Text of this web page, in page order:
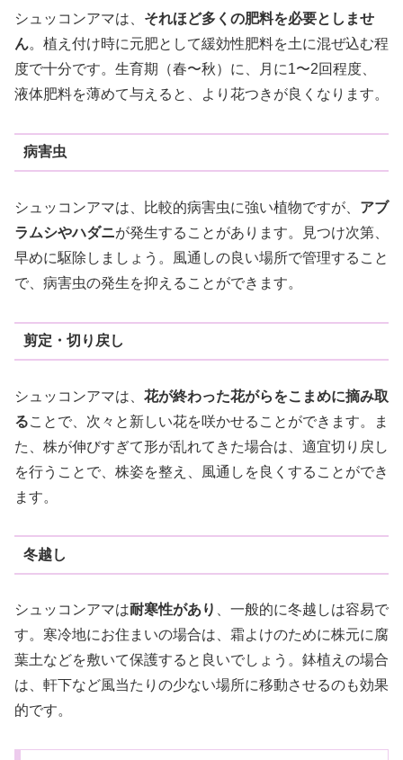
シュッコンアマは、 それほど多くの肥料を必要としませ
ん。植え付け時に元肥として緩効性肥料を土に混ぜ込む程
度で十分です。生育期（春〜秋）に、月に1〜2回程度、
液体肥料を薄めて与えると、より花つきが良くなります。
病害虫
シュッコンアマは、比較的病害虫に強い植物ですが、 アブ
ラムシやハダニが発生することがあります。見つけ次第、
早めに駆除しましょう。風通しの良い場所で管理すること
で、病害虫の発生を抑えることができます。
剪定・切り戻し
シュッコンアマは、 花が終わった花がらをこまめに摘み取
ることで、次々と新しい花を咲かせることができます。ま
た、株が伸びすぎて形が乱れてきた場合は、適宜切り戻し
を行うことで、株姿を整え、風通しを良くすることができ
ます。
冬越し
シュッコンアマは耐寒性があり 、一般的に冬越しは容易で
す。寒冷地にお住まいの場合は、霜よけのために株元に腐
葉土などを敷いて保護すると良いでしょう。鉢植えの場合
は、軒下など風当たりの少ない場所に移動させるのも効果
的です。